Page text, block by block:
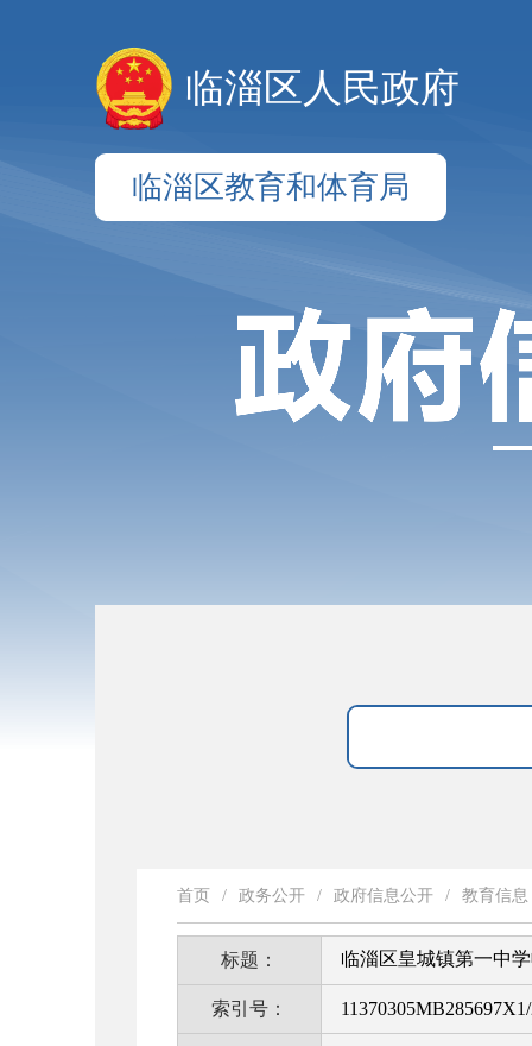
临淄区人民政府
临淄区教育和体育局
首页 / 政务公开 / 政府信息公开 / 教育信息
标题： 临淄区皇城镇第一中
索引号：